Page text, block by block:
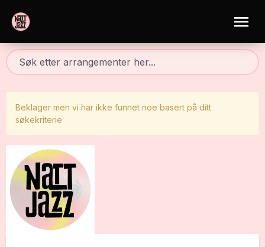
Beklager men vi har ikke funnet noe basert på ditt
søkekriterie